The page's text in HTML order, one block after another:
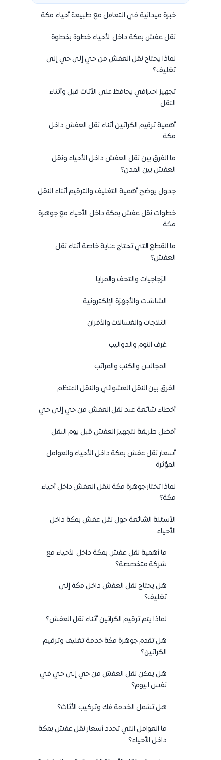
خبرة ميدانية في التعامل مع طبيعة أحياء مكة
نقل عفش بمكة داخل الأحياء خطوة بخطوة
لماذا يحتاج نقل العفش من حي إلى حي إلى
تغليف؟
تجهيز احترافي يحافظ على الأثاث قبل وأثناء
النقل
أهمية ترقيم الكراتين أثناء نقل العفش داخل
مكة
ما الفرق بين نقل العفش داخل الأحياء ونقل
العفش بين المدن؟
جدول يوضح أهمية التغليف والترقيم أثناء النقل
خطوات نقل عفش بمكة داخل الأحياء مع جوهرة
مكة
ما القطع التي تحتاج عناية خاصة أثناء نقل
العفش؟
الزجاجيات والتحف والمرايا
الشاشات والأجهزة الإلكترونية
الثلاجات والغسالات والأفران
غرف النوم والدواليب
المجالس والكنب والمراتب
الفرق بين النقل العشوائي والنقل المنظم
أخطاء شائعة عند نقل العفش من حي إلى حي
أفضل طريقة لتجهيز العفش قبل يوم النقل
أسعار نقل عفش بمكة داخل الأحياء والعوامل
المؤثرة
لماذا تختار جوهرة مكة لنقل العفش داخل أحياء
مكة؟
الأسئلة الشائعة حول نقل عفش بمكة داخل
الأحياء
ما أهمية نقل عفش بمكة داخل الأحياء مع
شركة متخصصة؟
هل يحتاج نقل العفش داخل مكة إلى
تغليف؟
لماذا يتم ترقيم الكراتين أثناء نقل العفش؟
هل تقدم جوهرة مكة خدمة تغليف وترقيم
الكراتين؟
هل يمكن نقل العفش من حي إلى حي في
نفس اليوم؟
هل تشمل الخدمة فك وتركيب الأثاث؟
ما العوامل التي تحدد أسعار نقل عفش بمكة
داخل الأحياء؟